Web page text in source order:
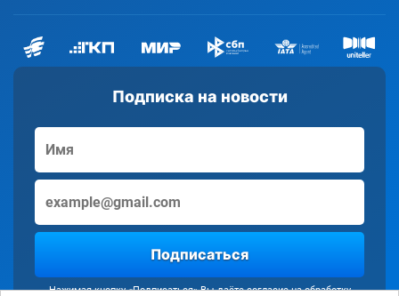
Подписка на новости
Подписаться
Нажимая кнопку «Подписаться» Вы даёте согласие на обработку